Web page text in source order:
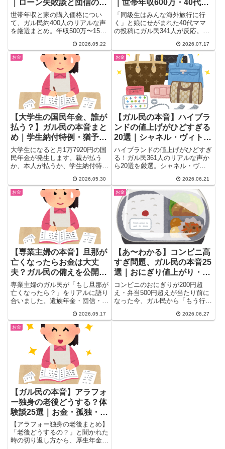
｜ローン失敗談と団信の重
要性も
世帯年収と家の購入価格につい
て、ガル民約400人のリアルな声
を厳選まとめ。年収500万〜1500
の「借りられる額トーク」に怒る
ガル民、マンションvs戸建ての
ランニングコスト比較まで、これ
から家を買う人の参考になる内容
2026.05.22
｜世帯年収600万・40代の
家計のリアル
「同級生はみんな海外旅行に行
く」と娘にせがまれた40代ママ
の投稿にガル民341人が反応。世
は可能か、私立校との経済格差、
韓国・台湾なら国内旅行と同予算
で行けるかまで、共感の本音25
選をリアルな体験談付きで詳しく
まとめました。
2026.07.17
お金
【大学生の国民年金、誰が
払う？】ガル民の本音まと
め｜学生納付特例・猶予・
追納を徹底解説
大学生になると月1万7920円の国
民年金が発生します。親が払う
か、本人が払うか、学生納付特例
へ。ガル民の本音と、「免除」と
「猶予」の違い、追納すべきか・
親が払うと節税になる理由まで徹
2026.05.30
お金
【ガル民の本音】ハイブラ
ンドの値上げがひどすぎる
20選｜シャネル・ヴィト
ン・カルティエ 今の値段
に驚愕
ハイブランドの値上げがひどすぎ
る！ガル民361人のリアルな声か
ら20選を厳選。シャネル・ヴィ
差、円安が与えた影響、「もう手
が届かない」「昔は7万で買えた
のに」という30〜50代女性の本
音まとめ。
2026.06.21
お金
【専業主婦の本音】旦那が
亡くなったらお金は大丈
夫？ガル民の備えを公開｜
遺族年金・生命保険・資産
運用のリアル
専業主婦のガル民が「もし旦那が
亡くなったら？」をリアルに語り
合いました。遺族年金・団信・生
えている人から資産8000万以上
の余裕派まで。実際に夫を亡くし
て再就職した体験談も。老後のお
金が不安な専業主婦必見の内容で
2026.05.17
お金
【あ〜わかる】コンビニ高
すぎ問題、ガル民の本音25
選｜おにぎり値上がり・量
が減った・代替店はどこ？
コンビニのおにぎりが200円超
え・弁当500円超えが当たり前に
なった今、ガル民から「もう行か
カスカ・添加物の味・コスパ問題
2026.06.27
お金
【ガル民の本音】アラフォ
ー独身の老後どうする？体
験談25選｜お金・孤独・聞
かれて困る本音
【アラフォー独身の老後まとめ】
「老後どうするの？」と聞かれた
時の切り返し方から、厚生年金・